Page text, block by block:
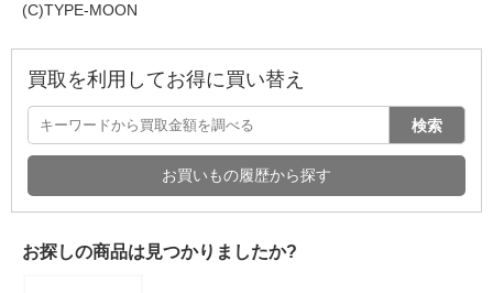
(C)TYPE-MOON
買取を利用してお得に買い替え
検索
お買いもの履歴から探す
お探しの商品は見つかりましたか?